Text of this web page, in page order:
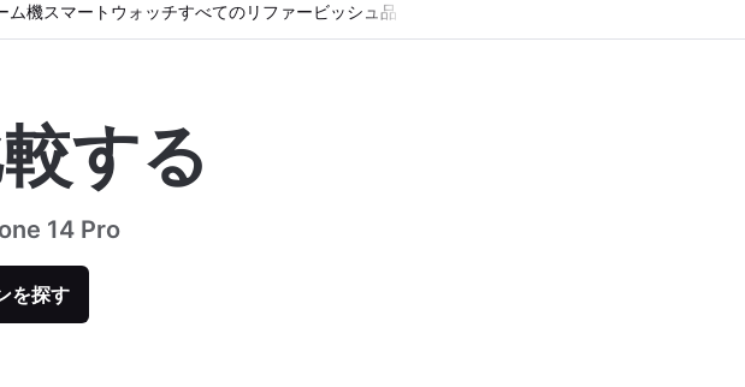
ム機スマートウォッチすべてのリファービッシュ品
する
14 Pro
を探す